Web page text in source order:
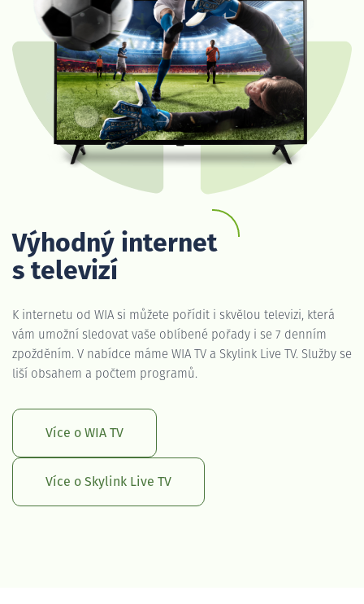
Výhodný internet
s televizí
K internetu od WIA si můžete pořídit i skvělou televizi, která
vám umožní sledovat vaše oblíbené pořady i se 7 denním
zpožděním. V nabídce máme WIA TV a Skylink Live TV. Služby se
liší obsahem a počtem programů.
Více o WIA TV
Více o Skylink Live TV